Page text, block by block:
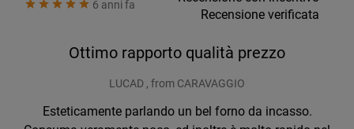
6 anni fa
Recensione verificata
Ottimo rapporto qualità prezzo
LUCAD , from CARAVAGGIO
Esteticamente parlando un bel forno da incasso.